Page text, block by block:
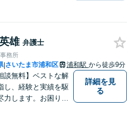
件】スピーディーな
視！少年事件は子ど
将来を見据えてサポ
雄 弁護士
務所
|さいたま市浦和区 浦和駅 から徒歩9分
談無料】ベストな解
し、経験と実績を駆
力します。お困りの
詳細を見
る